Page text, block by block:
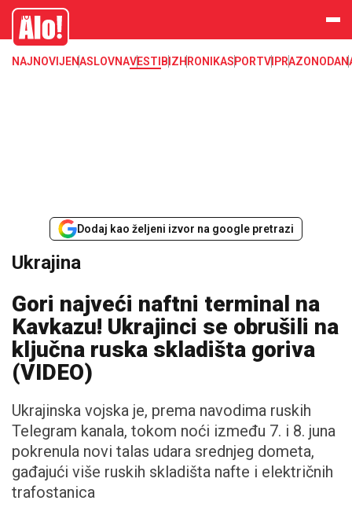
Ukrajina
Alo
NAJNOVIJENASLOVNAVESTI BIZHRONIKASPORTVIPRAZONODA
Dodaj kao željeni izvor na google pretrazi
Ukrajina
Gori najveći naftni terminal na
Kavkazu! Ukrajinci se obrušili na
ključna ruska skladišta goriva
(VIDEO)
Ukrajinska vojska je, prema navodima ruskih
Telegram kanala, tokom noći između 7. i 8. juna
pokrenula novi talas udara srednjeg dometa,
gađajući više ruskih skladišta nafte i električnih
trafostanica